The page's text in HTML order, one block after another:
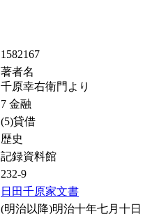
1582167
著者名
千原幸右衛門より
7 金融
(5)貸借
歴史
記録資料館
232-9
日田千原家文書
(明治以降)明治十年七月十日